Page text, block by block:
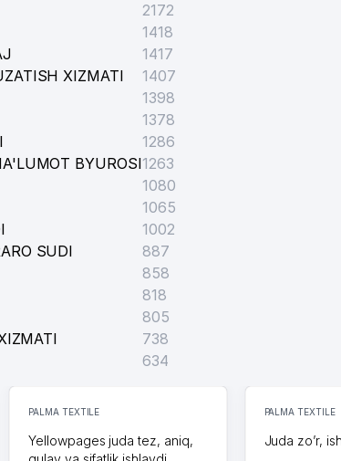
BIRLASHMASI
2172
1418
1417
XIZMATI
1407
1398
1378
1286
BYUROSI1263
1080
1065
1002
SUDI
887
858
818
805
738
634
PALMA TEXTILE
Yellowpages juda tez, aniq,
PALMA TEXTILE
Juda zo’r,